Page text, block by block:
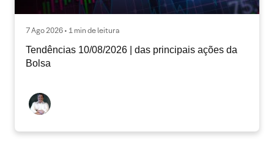
7 Ago 2026 • 1 min de leitura
Tendências 10/08/2026 | das principais ações da
Bolsa